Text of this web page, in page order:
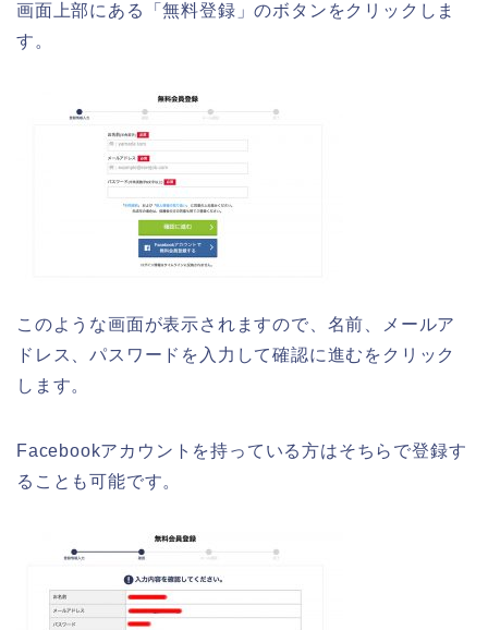
画面上部にある「無料登録」のボタンをクリックしま
す。
このような画面が表示されますので、名前、メールア
ドレス、パスワードを入力して確認に進むをクリック
します。
Facebookアカウントを持っている方はそちらで登録す
ることも可能です。